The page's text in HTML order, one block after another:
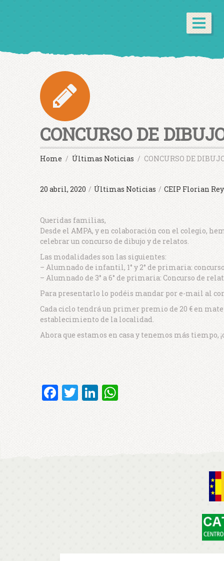
CONCURSO DE
Home Últimas Noticias CONCURSO DE
20 abril, 2020 / Últimas Noticias / CEIP Florian Rey
Queridas familias,
Desde el AMPA, y en colaboración con el colegio,
celebrar un concurso de dibujo y de relatos.
Las modalidades son las siguientes:
– Alumnado de infantil, 1° y 2° de primaria:
– Alumnado de 3° a 6° de primaria: Concurso de
Para presentarlo lo podéis mandar por e-mail al
Cada ciclo tendrá un primer premio de 20 € en
establecimiento de la localidad.
Ahora que estamos en casa y tenemos más tiempo,
Facebook
Twitter
LinkedIn
WhatsApp